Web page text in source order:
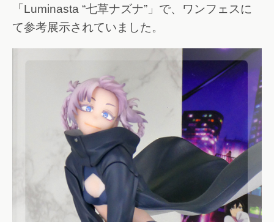
「Luminasta “七草ナズナ”」で、ワンフェスに
て参考展示されていました。